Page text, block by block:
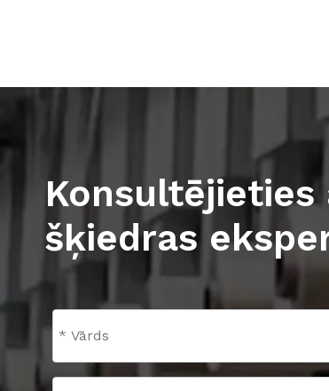
šķiedras